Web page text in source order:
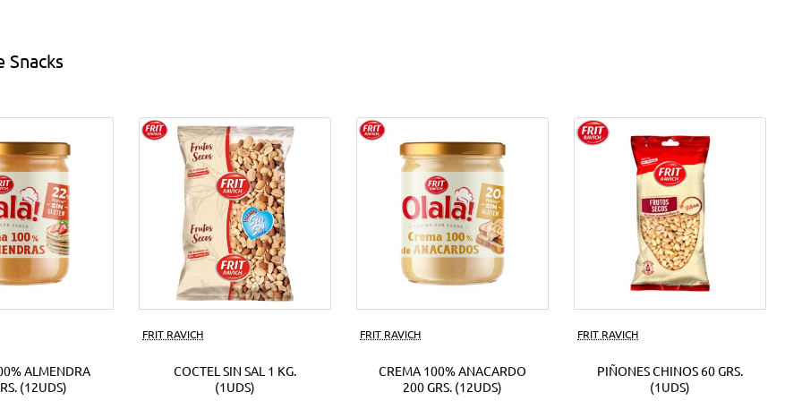
Snacks
ALMENDRA
(12UDS)
FRIT RAVICH
COCTEL SIN SAL 1 KG.
(1UDS)
FRIT RAVICH
CREMA 100% ANACARDO
200 GRS. (12UDS)
FRIT RAVICH
PIÑONES CHINOS 60 GRS.
(1UDS)